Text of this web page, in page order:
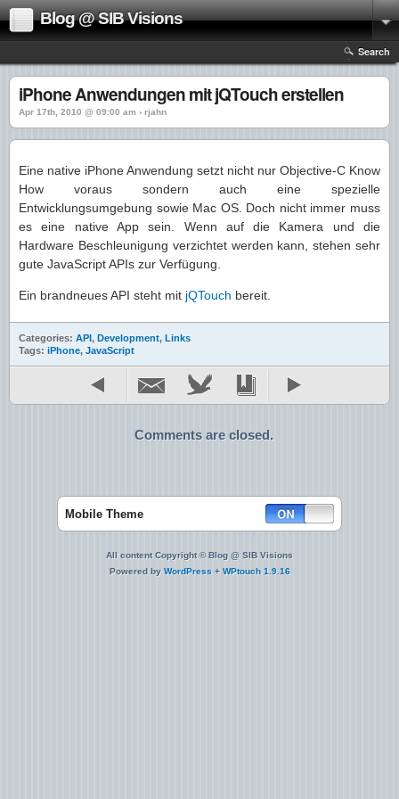
Blog @ SIB Visions
Search
iPhone Anwendungen mit jQTouch erstellen
Apr 17th, 2010 @ 09:00 am › rjahn
Eine native iPhone Anwendung setzt nicht nur Objective-C Know
How voraus sondern auch eine spezielle
Entwicklungsumgebung sowie Mac OS. Doch nicht immer muss
es eine native App sein. Wenn auf die Kamera und die
Hardware Beschleunigung verzichtet werden kann, stehen sehr
gute JavaScript APIs zur Verfügung.
Ein brandneues API steht mit jQTouch bereit.
Categories: API, Development, Links
Tags: iPhone, JavaScript
Comments are closed.
Mobile Theme
All content Copyright © Blog @ SIB Visions
Powered by WordPress + WPtouch 1.9.16